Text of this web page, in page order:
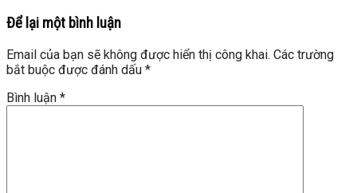
Để lại một bình luận
Email của bạn sẽ không được hiển thị công khai. Các trường
bắt buộc được đánh dấu *
Bình luận *